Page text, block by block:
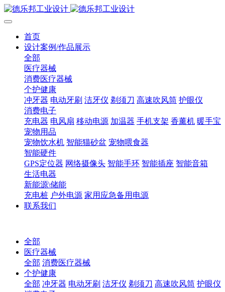
首页
设计案例/作品展示
全部
医疗器械
消费医疗器械
个护健康
冲牙器 电动牙刷 洁牙仪 剃须刀 高速吹风筒 护眼仪
消费电子
充电器 电风扇 移动电源 加温器 手机支架 香薰机 暖手宝
宠物用品
宠物饮水机 智能猫砂盆 宠物喂食器
智能硬件
GPS定位器 网络摄像头 智能手环 智能插座 智能音箱
生活电器
新能源\储能
充电桩 户外电源 家用应急备用电源
联系我们
全部
医疗器械
全部 消费医疗器械
个护健康
全部 冲牙器 电动牙刷 洁牙仪 剃须刀 高速吹风筒 护眼仪